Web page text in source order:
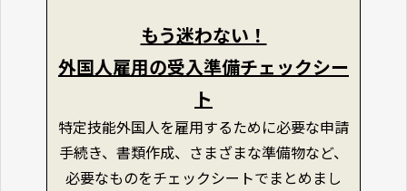
もう迷わない！
外国人雇用の受入準備チェックシー
ト
特定技能外国人を雇用するために必要な申請
手続き、書類作成、さまざまな準備物など、
必要なものをチェックシートでまとめまし